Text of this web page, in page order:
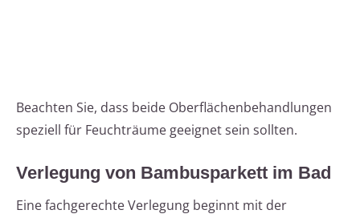
Beachten Sie, dass beide Oberflächenbehandlungen
speziell für Feuchträume geeignet sein sollten.
Verlegung von Bambusparkett im Bad
Eine fachgerechte Verlegung beginnt mit der